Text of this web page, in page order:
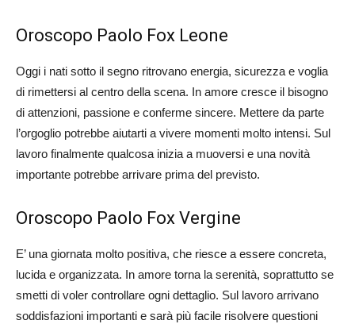
Oroscopo Paolo Fox Leone
Oggi i nati sotto il segno ritrovano energia, sicurezza e voglia
di rimettersi al centro della scena. In amore cresce il bisogno
di attenzioni, passione e conferme sincere. Mettere da parte
l’orgoglio potrebbe aiutarti a vivere momenti molto intensi. Sul
lavoro finalmente qualcosa inizia a muoversi e una novità
importante potrebbe arrivare prima del previsto.
Oroscopo Paolo Fox Vergine
E’ una giornata molto positiva, che riesce a essere concreta,
lucida e organizzata. In amore torna la serenità, soprattutto se
smetti di voler controllare ogni dettaglio. Sul lavoro arrivano
soddisfazioni importanti e sarà più facile risolvere questioni